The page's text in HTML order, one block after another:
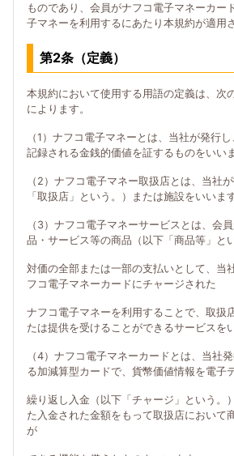
ものであり、会員がナフコ電子マネーカー
子マネーを利用するにあたり本規約が適用
第2条（定義）
本規約において使用する用語の定義は、次
によります。
（1）ナフコ電子マネーとは、当社が発行
記録される金銭的価値を証するものをいいま
（2）ナフコ電子マネー取扱店とは、当社
「取扱店」という。）または施設をいいます
（3）ナフコ電子マネーサービスとは、会
品・サービス等の商品（以下「商品等」と
対価の全部または一部の支払いとして、当
フコ電子マネーカードにチャージされた
ナフコ電子マネーを利用することで、取扱
たは提供を受けることができるサービスを
（4）ナフコ電子マネーカードとは、当社
る加減算型カードで、貨幣価値情報を電子
繰り返し入金（以下「チャージ」という。
た入金された金額をもって取扱店において
が